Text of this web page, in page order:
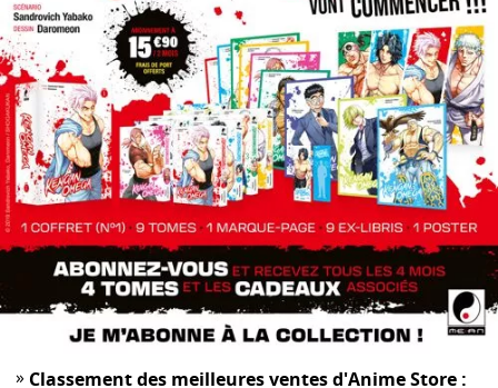
» Classement des meilleures ventes d'Anime Store :